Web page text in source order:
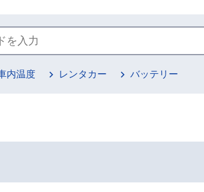
内温度 レンタカー バッテリー